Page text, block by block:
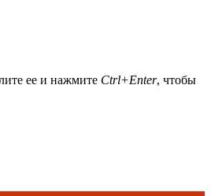
ее и нажмите Ctrl+Enter, чтобы